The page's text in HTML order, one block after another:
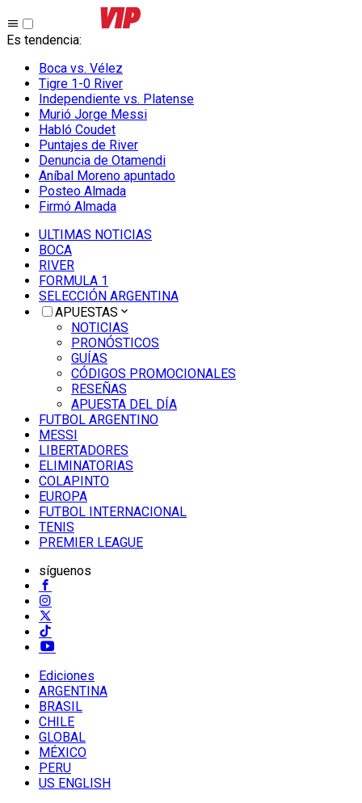
Es tendencia:
Boca vs. Vélez
Tigre 1-0 River
Independiente vs. Platense
Murió Jorge Messi
Habló Coudet
Puntajes de River
Denuncia de Otamendi
Aníbal Moreno apuntado
Posteo Almada
Firmó Almada
ULTIMAS NOTICIAS
BOCA
RIVER
FORMULA 1
SELECCIÓN ARGENTINA
APUESTAS
NOTICIAS
PRONÓSTICOS
GUÍAS
CÓDIGOS PROMOCIONALES
RESEÑAS
APUESTA DEL DÍA
FUTBOL ARGENTINO
MESSI
LIBERTADORES
ELIMINATORIAS
COLAPINTO
EUROPA
FUTBOL INTERNACIONAL
TENIS
PREMIER LEAGUE
síguenos
Ediciones
ARGENTINA
BRASIL
CHILE
GLOBAL
MÉXICO
PERU
US ENGLISH